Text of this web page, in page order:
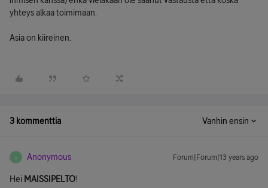
yhteys alkaa toimimaan.
Asia on kiireinen.
3 kommenttia Vanhin ensin
A Anonymous Forum|Forum|13 years ago
Hei MAISSIPELTO!